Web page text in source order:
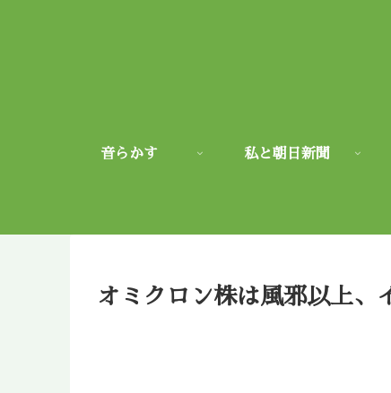
音らかす 私と朝日新聞
オミクロン株は風邪以上、